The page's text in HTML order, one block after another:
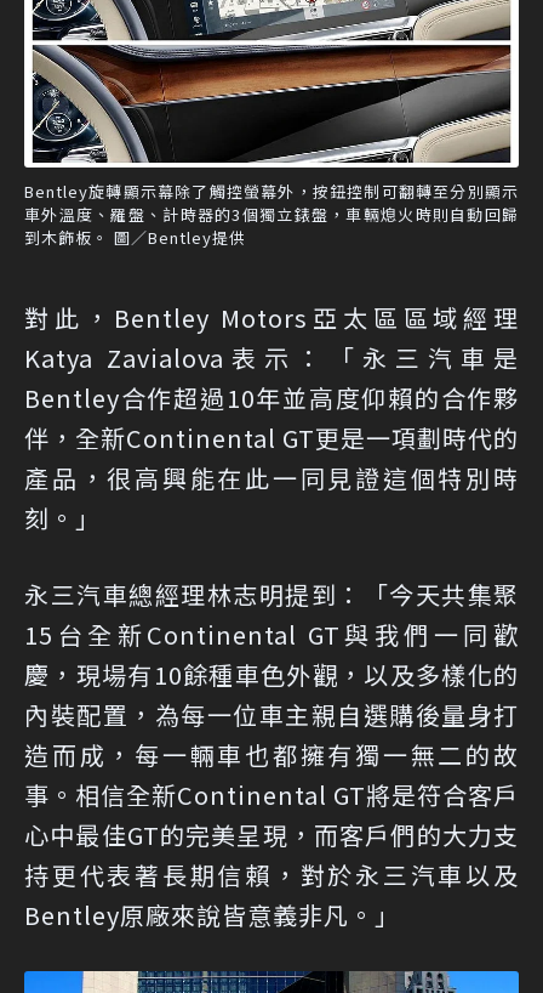
Bentley旋轉顯示幕除了觸控螢幕外，按鈕控制可翻轉至分別顯示
車外溫度、羅盤、計時器的3個獨立錶盤，車輛熄火時則自動回歸
到木飾板。 圖／Bentley提供
對此，Bentley Motors亞太區區域經理
Katya Zavialova表示：「永三汽車是
Bentley合作超過10年並高度仰賴的合作夥
伴，全新Continental GT更是一項劃時代的
產品，很高興能在此一同見證這個特別時
刻。」
永三汽車總經理林志明提到：「今天共集聚
15台全新Continental GT與我們一同歡
慶，現場有10餘種車色外觀，以及多樣化的
內裝配置，為每一位車主親自選購後量身打
造而成，每一輛車也都擁有獨一無二的故
事。相信全新Continental GT將是符合客戶
心中最佳GT的完美呈現，而客戶們的大力支
持更代表著長期信賴，對於永三汽車以及
Bentley原廠來說皆意義非凡。」